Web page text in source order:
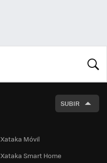
SUBIR
Xataka Móvil
Xataka Smart Home